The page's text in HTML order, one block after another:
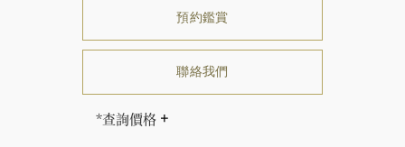
預約鑑賞
聯絡我們
*查詢價格